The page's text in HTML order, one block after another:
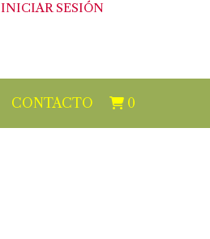
INICIAR SESIÓN
CONTACTO 0